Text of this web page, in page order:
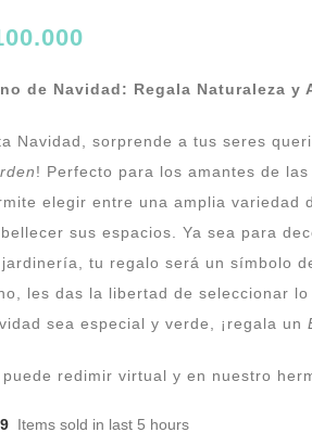
de Navidad: Regala Naturaleza y
Navidad, sorprende a tus seres
! Perfecto para los amantes de
elegir entre una amplia variedad
sus espacios. Ya sea para
tu regalo será un símbolo
les das la libertad de seleccionar
sea especial y verde, ¡regala un
puede redimir virtual y en nuestro
9 Items sold in last 5 hours